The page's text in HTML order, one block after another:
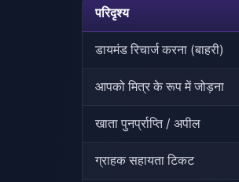
परिदृश्य
डायमंड रिचार्ज करना (बाहरी)
आपको मित्र के रूप में जोड़ना
खाता पुनर्प्राप्ति / अपील
ग्राहक सहायता टिकट